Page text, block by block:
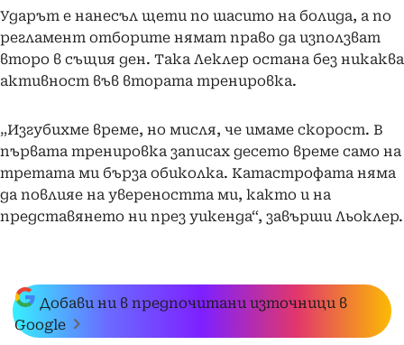
Ударът е нанесъл щети по шасито на болида, а по
регламент отборите нямат право да използват
второ в същия ден. Така Леклер остана без никаква
активност във втората тренировка.
„Изгубихме време, но мисля, че имаме скорост. В
първата тренировка записах десето време само на
третата ми бърза обиколка. Катастрофата няма
да повлияе на увереността ми, както и на
представянето ни през уикенда“, завърши Льоклер.
Добави ни в предпочитани източници в
Google